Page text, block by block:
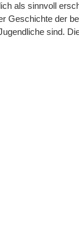
als sinnvoll
Geschichte der
sind.